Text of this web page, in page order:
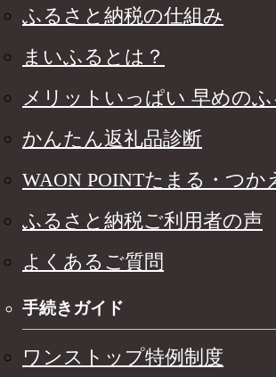
ふるさと納税の仕組み
まいふるとは？
メリットいっぱい 早めの
かんたん返礼品診断
WAON POINTたまる・つか
ふるさと納税ご利用者の声
よくあるご質問
手続きガイド
ワンストップ特例制度